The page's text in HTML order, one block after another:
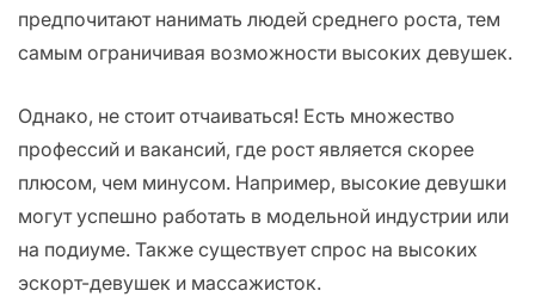
предпочитают нанимать людей среднего роста, тем
самым ограничивая возможности высоких девушек.
Однако, не стоит отчаиваться! Есть множество
профессий и вакансий, где рост является скорее
плюсом, чем минусом. Например, высокие девушки
могут успешно работать в модельной индустрии или
на подиуме. Также существует спрос на высоких
эскорт-девушек и массажисток.